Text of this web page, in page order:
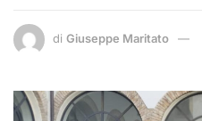
di Giuseppe Maritato